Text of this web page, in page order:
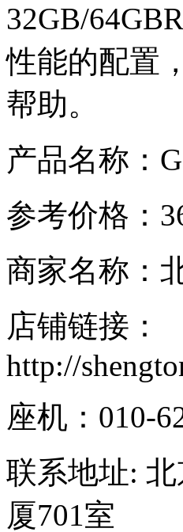
32GB/
性能的配置
帮助。
产品名称：
参考价格：
商家名称：
店铺链接：
http://
座机：010-
联系地址:
厦701室